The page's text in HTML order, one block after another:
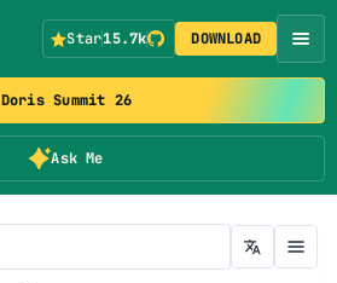
Doris Summit 26
Ask Me
Star15.7k DOWNLOAD